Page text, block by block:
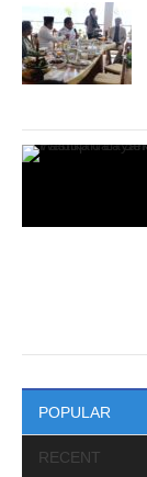
POPULAR
RECENT